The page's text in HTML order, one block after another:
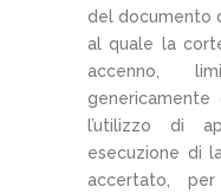
del documento
al quale la
accenno,
genericamente
l’utilizzo di
esecuzione di
accertato,